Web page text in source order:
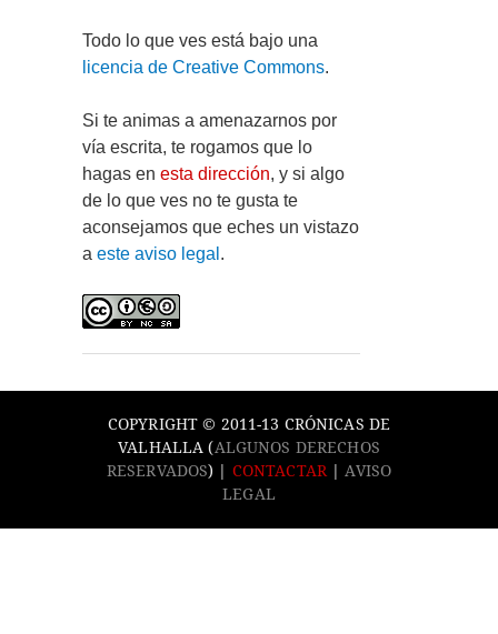
Todo lo que ves está bajo una
licencia de Creative Commons.
Si te animas a amenazarnos por
vía escrita, te rogamos que lo
hagas en esta dirección, y si algo
de lo que ves no te gusta te
aconsejamos que eches un vistazo
a este aviso legal .
COPYRIGHT © 2011-13 CRÓNICAS DE
VALHALLA (ALGUNOS DERECHOS
RESERVADOS) | CONTACTAR|AVISO
LEGAL